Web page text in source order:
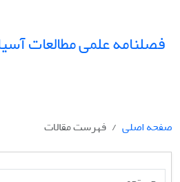
فصلنامه علمی مطالعات
صفحه اصلی
فهرست مقالات